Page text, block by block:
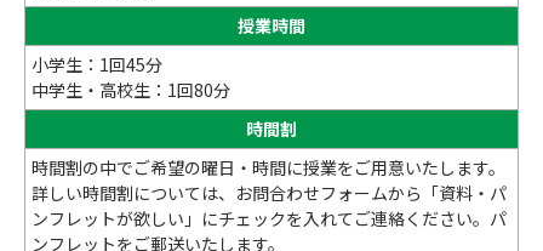
授業時間
小学生：1回45分
中学生・高校生：1回80分
時間割
時間割の中でご希望の曜日・時間に授業をご用意いたします。
詳しい時間割については、お問合わせフォームから「資料・パ
ンフレットが欲しい」にチェックを入れてご連絡ください。パ
ンフレットをご郵送いたします。